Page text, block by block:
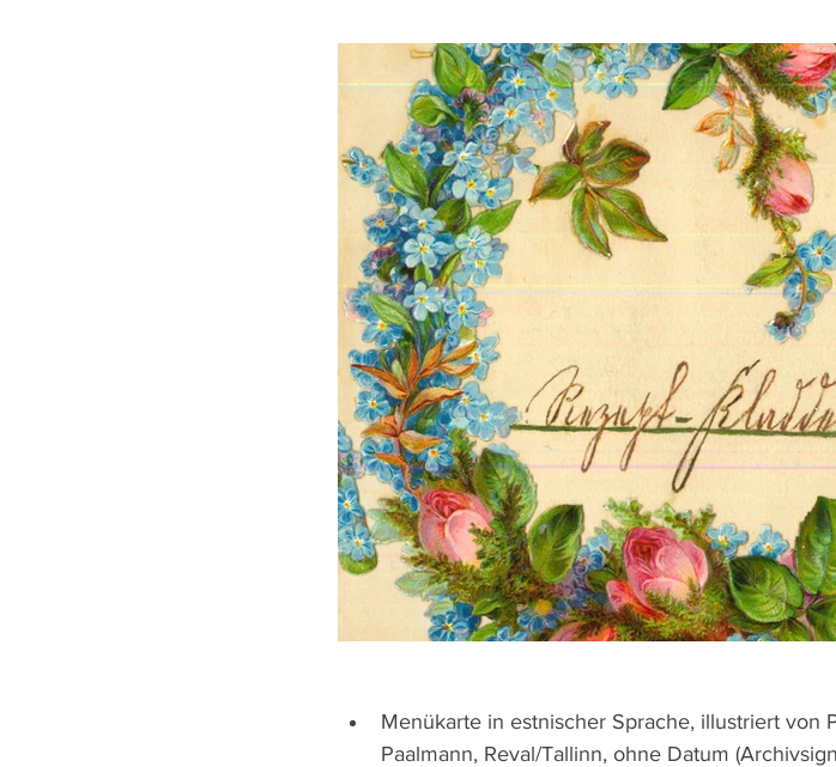
Menükarte in estnischer Sprache, illustriert
Paalmann, Reval/Tallinn, ohne Datum